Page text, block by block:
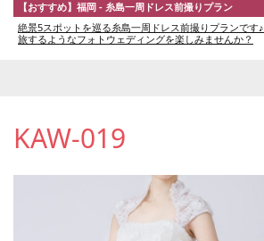
【おすすめ】福岡 - 糸島一周ドレス前撮りプラン
絶景5スポットを巡る糸島一周ドレス前撮りプランです♪
旅するようなフォトウェディングを楽しみませんか？
KAW-019